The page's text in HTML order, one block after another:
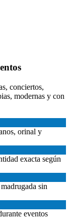
conciertos,
modernas y con
orinal y
exacta según
sin
eventos